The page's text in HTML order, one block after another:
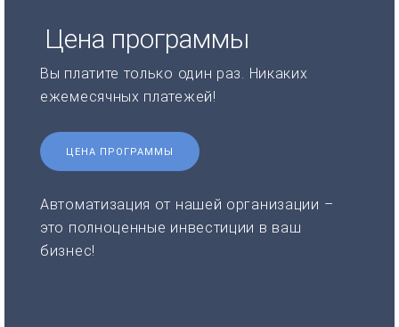
Цена программы
Вы платите только один раз. Никаких
ежемесячных платежей!
ЦЕНА ПРОГРАММЫ
Автоматизация от нашей организации –
это полноценные инвестиции в ваш
бизнес!